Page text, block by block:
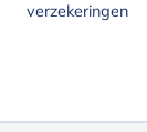
verzekeringen